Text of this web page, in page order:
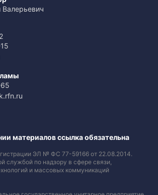
Валерьевич
материалов ссылка обязательна
ЭЛ № ФС 77-59166 от 22.08.2014.
службой по надзору в сфере связи,
и массовых коммуникаций